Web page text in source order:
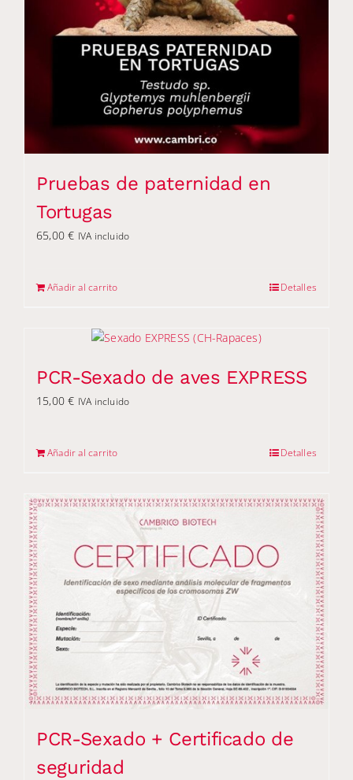
Pruebas de paternidad en
Tortugas
65,00€ IVA incluido
Añadir al carrito Detalles
PCR-Sexado de aves EXPRESS
15,00€ IVA incluido
Añadir al carrito Detalles
PCR-Sexado + Certificado de
seguridad